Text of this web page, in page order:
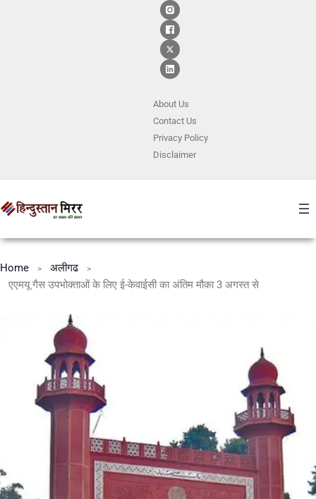
About Us
ContactUs
Privacy Policy
Disclaimer
Home
अलीगढ
एएमयू गैस उपभोक्ताओं के लिए ई-केवाईसी का अंतिम मौका 3 अगस्त से